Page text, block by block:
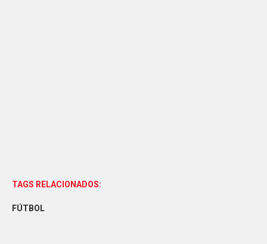
TAGS RELACIONADOS:
FÚTBOL